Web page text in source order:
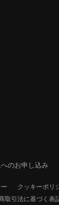
のお申し込み
クッキーポリ
取引法に基づく表